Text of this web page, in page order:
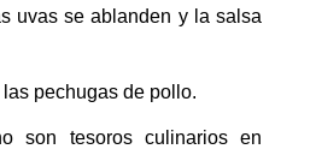
uvas se ablanden y la salsa
pechugas de pollo.
son tesoros culinarios en